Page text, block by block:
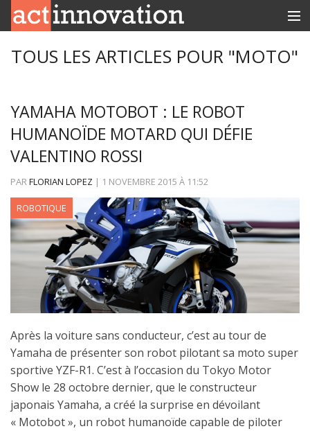
CONTACT
TOUS LES ARTICLES POUR "MOTO"
YAMAHA MOTOBOT : LE ROBOT
HUMANOÏDE MOTARD QUI DÉFIE
VALENTINO ROSSI
PARFLORIAN LOPEZ | 1 NOVEMBRE 2015 À 11:52
ROBOTIQUE
Après la voiture sans conducteur, c’est au tour de
Yamaha de présenter son robot pilotant sa moto super
sportive YZF-R1. C’est à l’occasion du Tokyo Motor
Show le 28 octobre dernier, que le constructeur
japonais Yamaha, a créé la surprise en dévoilant
« Motobot », un robot humanoïde capable de piloter